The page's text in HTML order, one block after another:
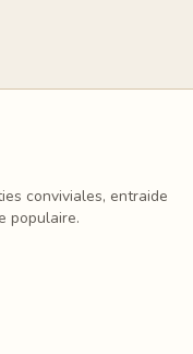
conviviales, entraide
populaire.